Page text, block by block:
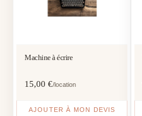
Machine à écrire
15,00€/location
AJOUTER À MON DEVIS